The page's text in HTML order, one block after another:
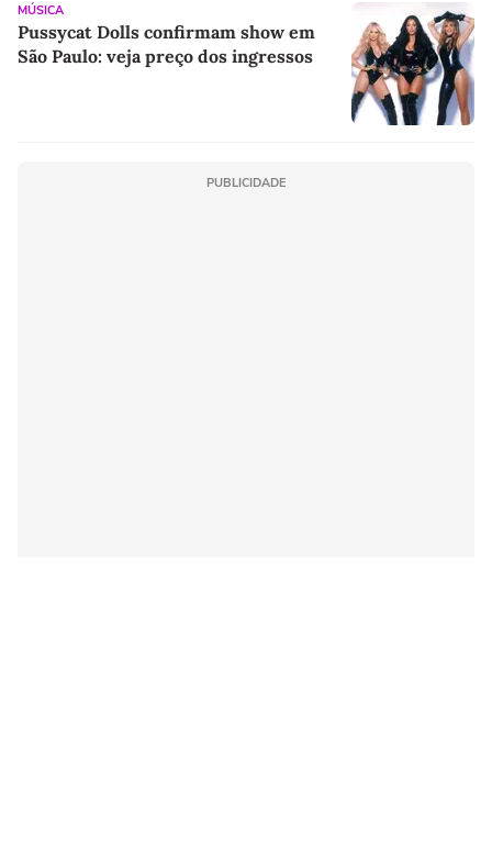
MÚSICA
Pussycat Dolls confirmam show em
São Paulo: veja preço dos ingressos
PUBLICIDADE